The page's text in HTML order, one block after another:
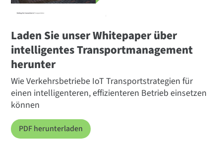
Laden Sie unser Whitepaper über
intelligentes Transportmanagement
herunter
Wie Verkehrsbetriebe IoT Transportstrategien für
einen intelligenteren, effizienteren Betrieb einsetzen
können
PDF herunterladen